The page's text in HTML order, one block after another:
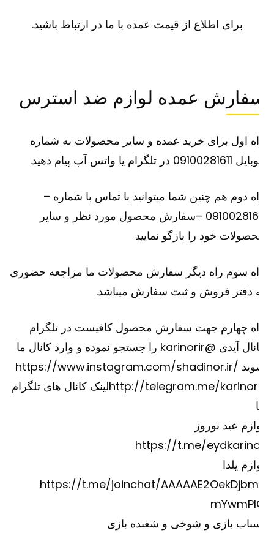
برای اطلاع از قیمت عمده با ما در ارتباط باشید.
عمده لوازم ضد استرس
اول برای خرید عمده و سایر محصولات به شماره
در تلگرام یا واتس آپ پیام دهید.
دوم هم چنین شما میتوانید با تماس با شماره –
09100281611 –سفارش محصول مورد نظر و سایر
خود را بازگو نمایید
سوم راه دیگر سفارش محصولات ما مراجعه حضوری
دفتر فروش و ثبت سفارش میباشد.
چهارم جهت سفارش محصول کافیست در تلگرام
کانال آیدی @karinorir را جستجو نموده و وارد کانال ما
https://www.instagram.com/shadinor.ir/
http://telegram.me/لینک کانال های تلگرام
عید نوروز
https://t.me/
یلدا
https://t.me/joinchat/
بازی و شوخی و شعبده بازی